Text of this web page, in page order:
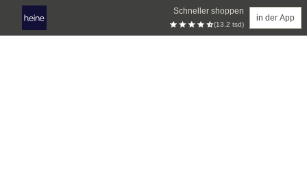
Schneller shoppen
(13.2 tsd)
in der App